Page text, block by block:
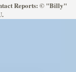
Reports: © "Billy"